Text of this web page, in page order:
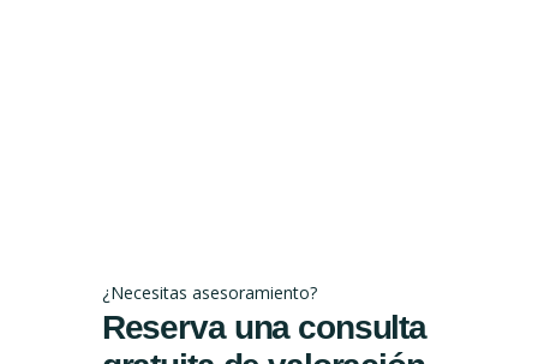
¿Necesitas asesoramiento?
Reserva una consulta